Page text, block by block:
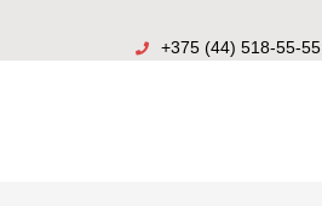
+375 (44) 518-55-55